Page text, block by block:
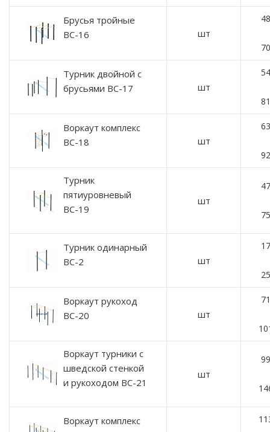
Брусья тройные
ВС-16
шт
Турник двойной с
брусьями ВС-17
шт
Воркаут комплекс
ВC-18
шт
Турник
пятиуровневый
ВС-19
шт
Турник одинарный
ВС-2
шт
Воркаут рукоход
ВС-20
шт
Воркаут турники с
шведской стенкой
и рукоходом ВС-21
шт
Воркаут комплекс